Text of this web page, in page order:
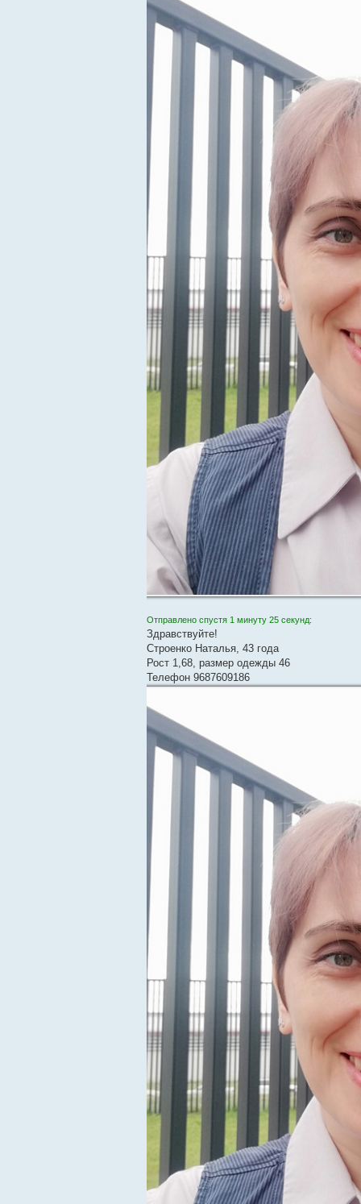
Отправлено спустя 1 минуту 25 секунд:
Здравствуйте!
Строенко Наталья, 43 года
Рост 1,68, размер одежды 46
Телефон 9687609186